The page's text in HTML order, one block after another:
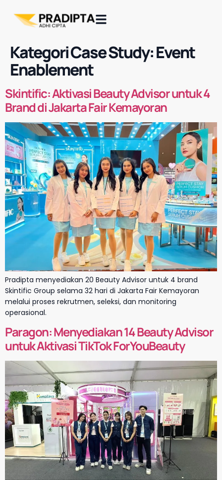
Kategori Case Study:Event
Enablement
Skintific: Aktivasi Beauty Advisor untuk 4
Brand di Jakarta Fair Kemayoran
Pradipta menyediakan 20 Beauty Advisor untuk 4 brand
Skintific Group selama 32 hari di Jakarta Fair Kemayoran
melalui proses rekrutmen, seleksi, dan monitoring
operasional.
Paragon: Menyediakan 14 Beauty Advisor
untuk Aktivasi TikTok ForYouBeauty